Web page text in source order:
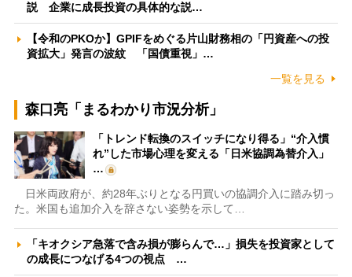
説 企業に成長投資の具体的な説…
【令和のPKOか】GPIFをめぐる片山財務相の「円資産への投
資拡大」発言の波紋 「国債重視」…
一覧を見る
森口亮「まるわかり市況分析」
「トレンド転換のスイッチになり得る」“介入慣
れ”した市場心理を変える「日米協調為替介入」
…
日米両政府が、約28年ぶりとなる円買いの協調介入に踏み切っ
た。米国も追加介入を辞さない姿勢を示して…
「キオクシア急落で含み損が膨らんで…」損失を投資家として
の成長につなげる4つの視点 …